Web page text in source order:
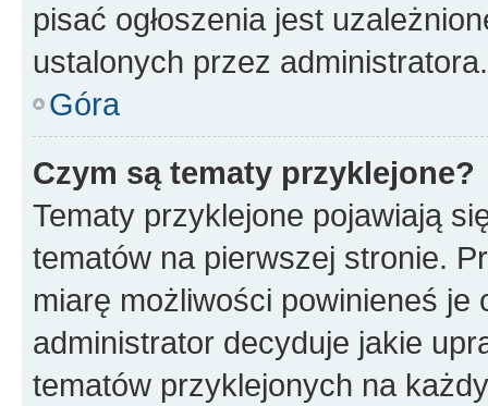
pisać ogłoszenia jest
ustalonych przez administratora.
Góra
Czym są tematy przyklejone?
Tematy przyklejone pojawiają
tematów na pierwszej stronie.
miarę możliwości powinieneś je
administrator decyduje jakie
tematów przyklejonych na